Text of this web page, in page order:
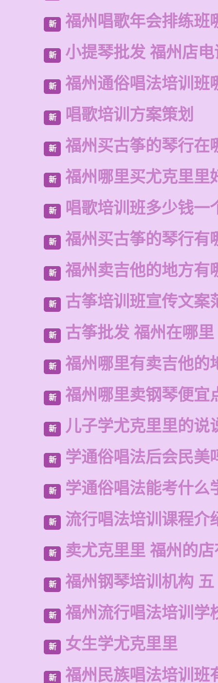
新 福州唱歌年会排练班
新 小提琴批发 福州店
新 福州通俗唱法培训班
新 唱歌培训方案策划
新 福州买古筝的琴行在
新 福州哪里买尤克里里
新 唱歌培训班多少钱一
新 福州买古筝的琴行有
新 福州卖吉他的地方有
新 古筝培训班宣传文案
新 古筝批发 福州在哪里
新 福州哪里有卖吉他的
新 福州哪里卖钢琴便宜
新 儿子学尤克里里的说
新 学通俗唱法后会民美
新 学通俗唱法能考什么
新 流行唱法培训课程介
新 卖尤克里里 福州的
新 福州钢琴培训机构 五
新 福州流行唱法培训学
新 女生学尤克里里
新 福州民族唱法培训班